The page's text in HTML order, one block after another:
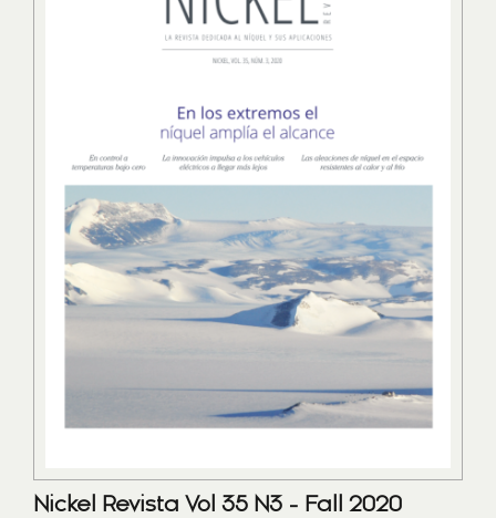
Nickel Revista Vol 35 N3 - Fall 2020